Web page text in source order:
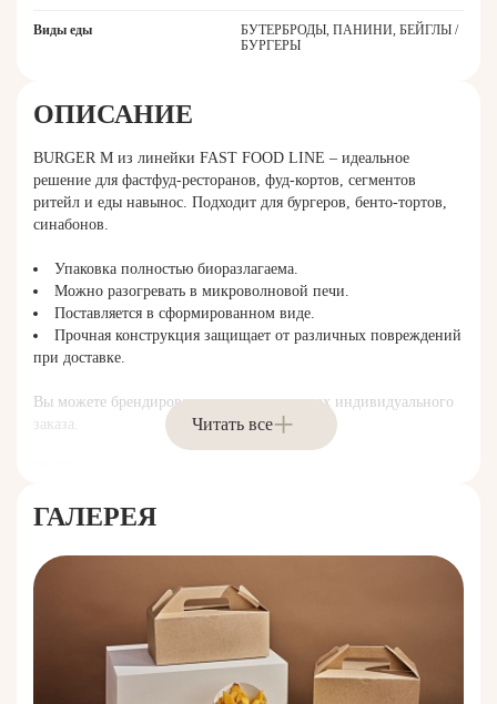
Виды еды
БУТЕРБРОДЫ, ПАНИНИ, БЕЙГЛЫ /
БУРГЕРЫ
ОПИСАНИЕ
BURGER M из линейки FAST FOOD LINE – идеальное
решение для фастфуд-ресторанов, фуд-кортов, сегментов
ритейл и еды навынос. Подходит для бургеров, бенто-тортов,
синабонов.
Упаковка полностью биоразлагаема.
Можно разогревать в микроволновой печи.
Поставляется в сформированном виде.
Прочная конструкция защищает от различных повреждений
при доставке.
Вы можете брендировать упаковку в рамках индивидуального
заказа.
Читать все
ГАЛЕРЕЯ